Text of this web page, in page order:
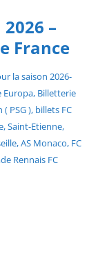
–
France
la saison 2026-
Europa, Billetterie
PSG ), billets FC
Saint-Etienne,
AS Monaco, FC
Rennais FC